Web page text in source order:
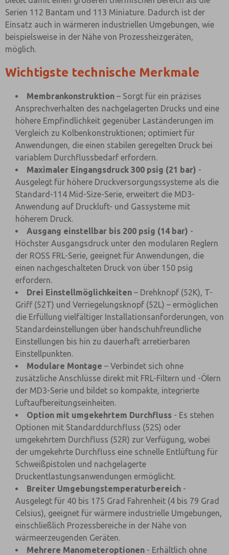
Serien 112 Bantam und 113 Miniature. Dadurch ist der
Einsatz auch in wärmeren industriellen Umgebungen, wie
beispielsweise in der Nähe von Prozessheizgeräten,
möglich.
Wichtigste technische Merkmale
Membrankonstruktion – Sorgt für ein präzises
Ansprechverhalten des nachgelagerten Drucks und eine
höhere Empfindlichkeit gegenüber Laständerungen im
Vergleich zu Kolbenkonstruktionen; optimiert für
Anwendungen, die einen stabilen geregelten Druck bei
variablem Durchflussbedarf erfordern.
Maximaler Eingangsdruck 300 psig (21 bar) -
Ausgelegt für höhere Druckversorgungssysteme als die
Standard-114 Mid-Size-Serie, erweitert die MD3-
Anwendung auf Druckluft- und Gassysteme mit
höherem Druck.
Ausgang einstellbar bis 200 psig (14 bar) -
Höchster Ausgangsdruck unter den modularen Reglern
der ROSS FRL-Serie, geeignet für Anwendungen, die
einen nachgeschalteten Druck von über 150 psig
erfordern.
Drei Einstellmöglichkeiten – Drehknopf (52K), T-
Griff (52T) und Verriegelungsknopf (52L) – ermöglichen
die Erfüllung vielfältiger Installationsanforderungen, von
Standardeinstellungen über handschuhfreundliche
Einstellungen bis hin zu dauerhaft arretierbaren
Einstellpunkten.
Modulare Montage – Verbindet sich ohne
zusätzliche Anschlüsse direkt mit FRL-Filtern und -Ölern
der MD3-Serie und bildet so kompakte, integrierte
Luftaufbereitungseinheiten.
Option mit umgekehrtem Durchfluss - Es stehen
Optionen mit Standarddurchfluss (52S) oder
umgekehrtem Durchfluss (52R) zur Verfügung, wobei
der umgekehrte Durchfluss eine schnelle Entlüftung für
Schweißpistolen und nachgelagerte
Druckentlastungsanwendungen ermöglicht.
Breiter Umgebungstemperaturbereich -
Ausgelegt für 40 bis 175 Grad Fahrenheit (4 bis 79 Grad
Celsius), geeignet für wärmere industrielle Umgebungen,
einschließlich Prozessbereiche in der Nähe von
wärmeerzeugenden Geräten.
Mehrere Manometeroptionen - Erhältlich ohne